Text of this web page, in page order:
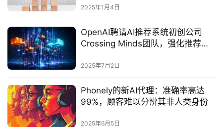
2025年1月4日
OpenAI聘请AI推荐系统初创公司
Crossing Minds团队，强化推荐引
2025年7月2日
Phonely的新AI代理：准确率高达
99%，顾客难以分辨其非人类身份
2025年6月5日